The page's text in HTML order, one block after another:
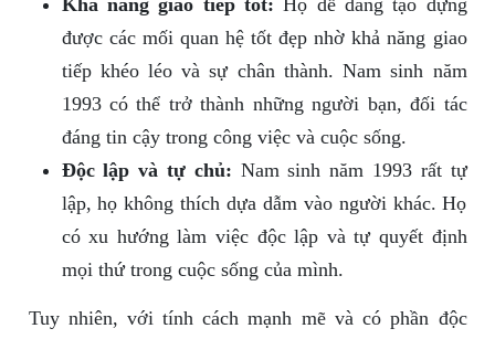
Khả năng giao tiếp tốt: Họ dễ dàng tạo dựng
được các mối quan hệ tốt đẹp nhờ khả năng giao
tiếp khéo léo và sự chân thành. Nam sinh năm
1993 có thể trở thành những người bạn, đối tác
đáng tin cậy trong công việc và cuộc sống.
Độc lập và tự chủ: Nam sinh năm 1993 rất tự
lập, họ không thích dựa dẫm vào người khác. Họ
có xu hướng làm việc độc lập và tự quyết định
mọi thứ trong cuộc sống của mình.
Tuy nhiên, với tính cách mạnh mẽ và có phần độc